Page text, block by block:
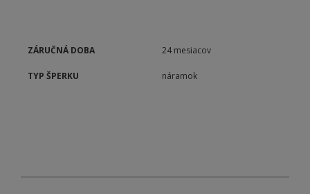
ZÁRUČNÁ DOBA 24 mesiacov
TYP ŠPERKU náramok